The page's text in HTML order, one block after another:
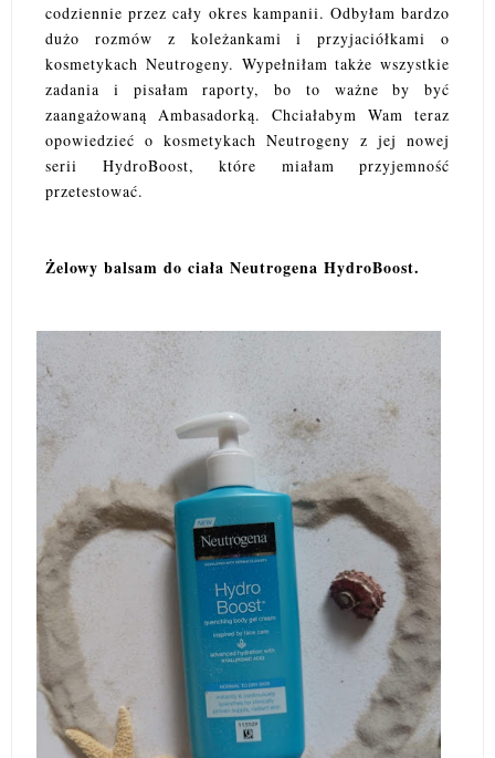
codziennie przez cały okres kampanii. Odbyłam bardzo
dużo rozmów z koleżankami i przyjaciółkami o
kosmetykach Neutrogeny. Wypełniłam także wszystkie
zadania i pisałam raporty, bo to ważne by być
zaangażowaną Ambasadorką. Chciałabym Wam teraz
opowiedzieć o kosmetykach Neutrogeny z jej nowej
serii HydroBoost, które miałam przyjemność
przetestować.
Żelowy balsam do ciała Neutrogena HydroBoost.